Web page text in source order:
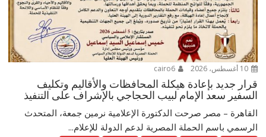
10 أغسطس، 2026 cairo6
قرار جديد بإعادة هيكلة المحافظات والأقاليم وتكليف
السفير سعد الإمام لبيب الحجاجي بالإشراف على التنفيذ
القاهرة – مصر صرحت الدكتورة الإعلامية نرمين جمعة، المتحدث
الرسمي باسم الحملة المصرية لدعم الدولة للإعلام...